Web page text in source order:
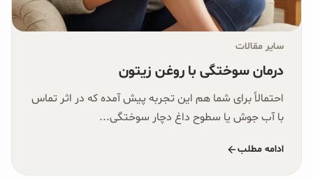
سایر مقالات
درمان سوختگی با روغن زیتون
احتمالاً برای شما هم این تجربه پیش آمده که در اثر تماس
با آب جوش یا سطوح داغ دچار سوختگی...
ادامه مطلب